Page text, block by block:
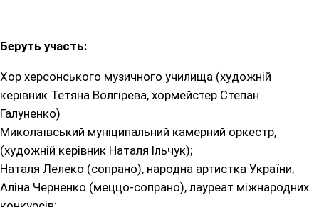
Беруть участь:
Хор херсонського музичного училища (художній
керівник Тетяна Волгірева, хормейстер Степан
Галуненко)
Миколаївський муніципальний камерний оркестр,
(художній керівник Наталя Ільчук);
Наталя Лелеко (сопрано), народна артистка України;
Аліна Черненко (меццо-сопрано), лауреат міжнародних